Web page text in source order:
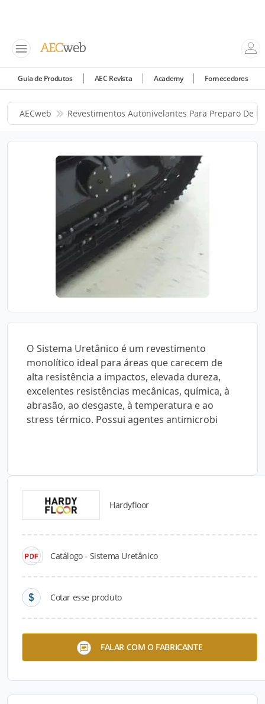
Guia de Produtos AEC Revista Academy Fornecedores
AECweb Revestimentos Autonivelantes Para Preparo De
O Sistema Uretânico é um revestimento
monolítico ideal para áreas que carecem de
alta resistência a impactos, elevada dureza,
excelentes resistências mecânicas, química, à
abrasão, ao desgaste, à temperatura e ao
stress térmico. Possui agentes antimicrobi
Hardyfloor
Catálogo - Sistema Uretânico
Cotar esse produto
FALAR COM O FABRICANTE
Catálogos para Download
Sistema Uretânico